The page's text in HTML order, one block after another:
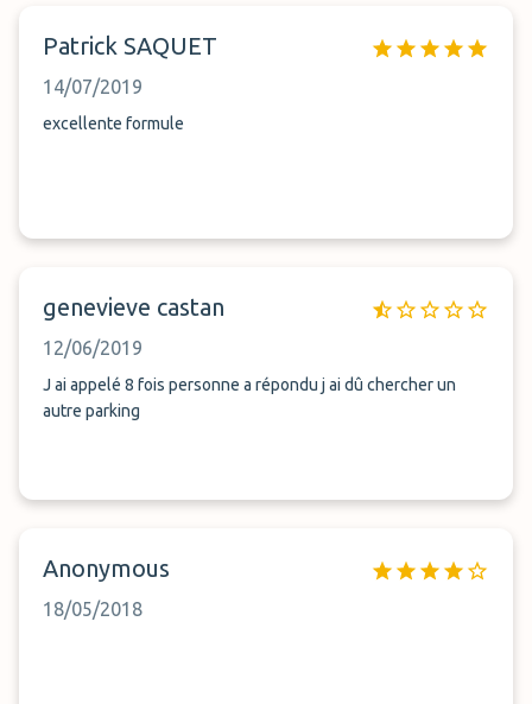
Patrick SAQUET
14/07/2019
excellente formule
genevieve castan
12/06/2019
J ai appelé 8 fois personne a répondu j ai dû chercher un
autre parking
Anonymous
18/05/2018